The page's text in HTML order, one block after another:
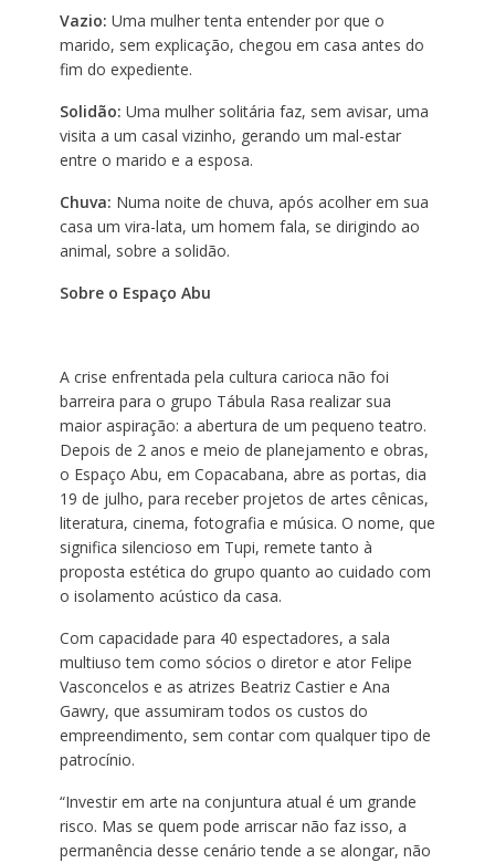
Vazio: Uma mulher tenta entender por que o
marido, sem explicação, chegou em casa antes do
fim do expediente.
Solidão: Uma mulher solitária faz, sem avisar, uma
visita a um casal vizinho, gerando um mal-estar
entre o marido e a esposa.
Chuva: Numa noite de chuva, após acolher em sua
casa um vira-lata, um homem fala, se dirigindo ao
animal, sobre a solidão.
Sobre o Espaço Abu
A crise enfrentada pela cultura carioca não foi
barreira para o grupo Tábula Rasa realizar sua
maior aspiração: a abertura de um pequeno teatro.
Depois de 2 anos e meio de planejamento e obras,
o Espaço Abu, em Copacabana, abre as portas, dia
19 de julho, para receber projetos de artes cênicas,
literatura, cinema, fotografia e música. O nome, que
significa silencioso em Tupi, remete tanto à
proposta estética do grupo quanto ao cuidado com
o isolamento acústico da casa.
Com capacidade para 40 espectadores, a sala
multiuso tem como sócios o diretor e ator Felipe
Vasconcelos e as atrizes Beatriz Castier e Ana
Gawry, que assumiram todos os custos do
empreendimento, sem contar com qualquer tipo de
patrocínio.
“Investir em arte na conjuntura atual é um grande
risco. Mas se quem pode arriscar não faz isso, a
permanência desse cenário tende a se alongar, não